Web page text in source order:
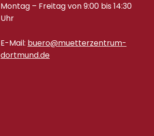
Montag – Freitag von 9:00 bis 14:30
Uhr
E-Mail: buero@muetterzentrum-
dortmund.de